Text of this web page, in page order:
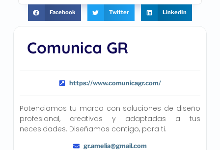
Comunica GR
https://www.comunicagr.com/
Potenciamos tu marca con soluciones de diseño
profesional, creativas y adaptadas a tus
necesidades. Diseñamos contigo, para ti.
gr.amelia@gmail.com
Facebook Twitter LinkedIn